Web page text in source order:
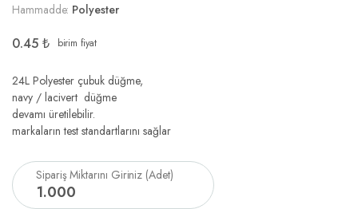
Hammadde: Polyester
0.45 ₺ birim fiyat
24L Polyester çubuk düğme,
navy / lacivert düğme
devamı üretilebilir.
markaların test standartlarını sağlar
Sipariş Miktarını Giriniz (Adet)
1.000